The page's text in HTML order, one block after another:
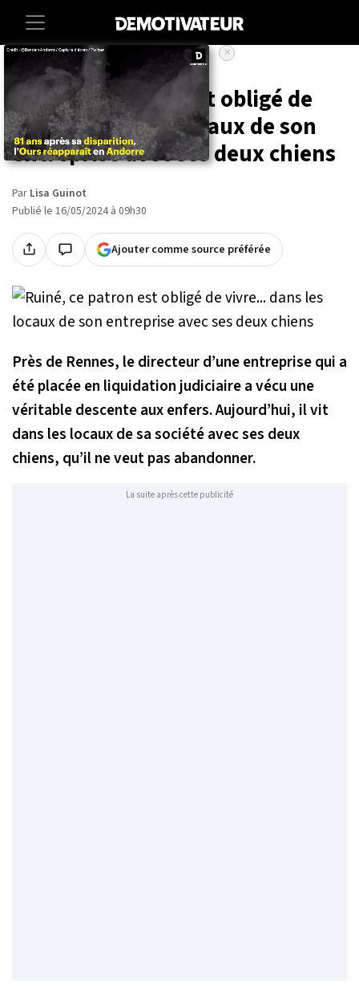
Accueil Societe Lifestyle
Ruiné, ce patron est obligé de
vivre... dans les locaux de son
entreprise avec ses deux chiens
Par Lisa Guinot
Publié le 16/05/2024 à 09h30
Ajouter comme source préférée
Près de Rennes, le directeur d’une entreprise qui a
été placée en liquidation judiciaire a vécu une
véritable descente aux enfers. Aujourd’hui, il vit
dans les locaux de sa société avec ses deux
chiens, qu’il ne veut pas abandonner.
La suite après cette publicité
×